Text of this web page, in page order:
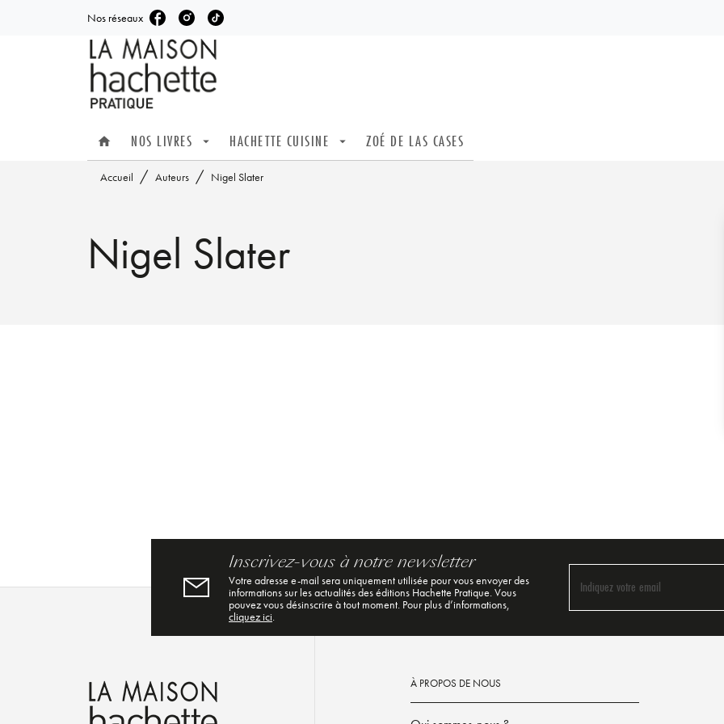
MENU RECHERCHE
Nos réseaux
home NOS LIVRES arrow_drop_down HACHETTE CUISINE arrow_drop_down ZOÉ DE LAS CASES
Accueil / Auteurs / Nigel Slater
Nigel Slater
Inscrivez-vous à notre newsletter
Votre adresse e-mail sera uniquement utilisée pour vous envoyer des
informations sur les actualités des éditions Hachette Pratique. Vous
pouvez vous désinscrire à tout moment. Pour plus d’informations,
cliquez ici.
Indiquez votre email
À PROPOS DE NOUS